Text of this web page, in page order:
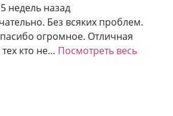
5 недель назад
Без всяких проблем.
огромное. Отличная
кто не… Посмотреть весь